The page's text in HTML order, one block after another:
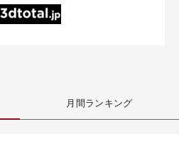
月間ランキング